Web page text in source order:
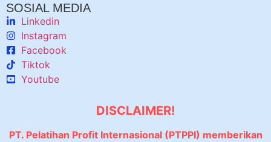
SOSIAL MEDIA
Linkedin
Instagram
Facebook
Tiktok
Youtube
DISCLAIMER!
PT. Pelatihan Profit Internasional (PTPPI) memberikan